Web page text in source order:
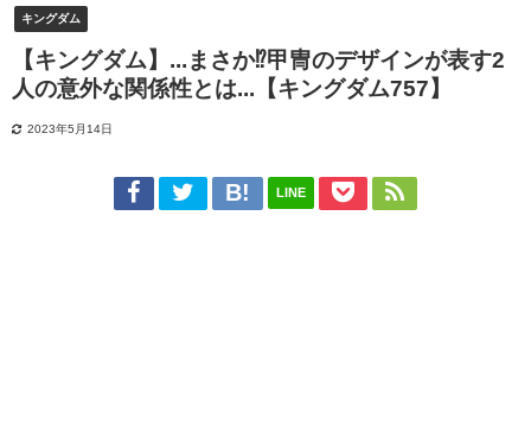
キングダム
【キングダム】...まさか⁉︎甲冑のデザインが表す2
人の意外な関係性とは...【キングダム757】
2023年5月14日
LINE